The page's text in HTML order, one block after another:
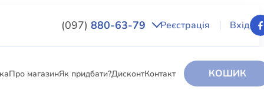
(097) 880-63-79 Реєстрація Вхід
Про магазинЯк придбати?ДисконтКонтакт КОШИК